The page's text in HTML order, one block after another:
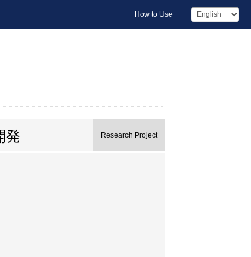
How to Use
発 Research Project